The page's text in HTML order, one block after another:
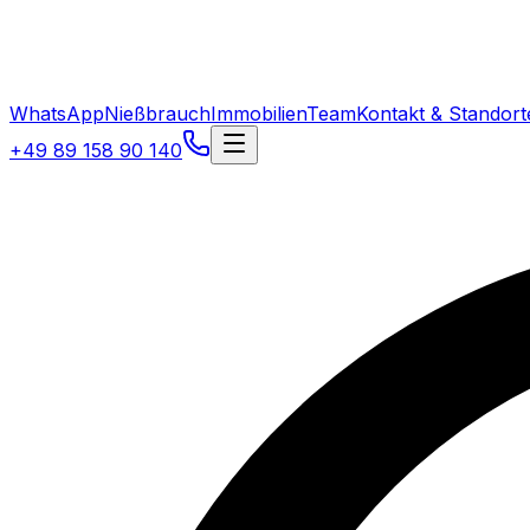
WhatsAppNießbrauchImmobilienTeamKontakt &
+49 89 158 90 140